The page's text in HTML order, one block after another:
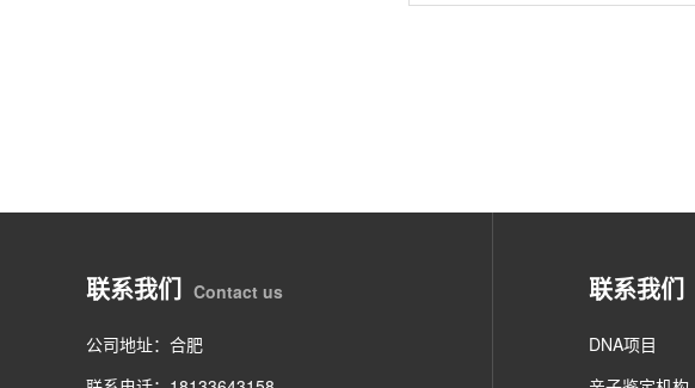
联系我们 Contact us
公司地址：合肥
联系我们
DNA项目